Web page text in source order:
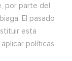
por parte del
El pasado
esta
políticas